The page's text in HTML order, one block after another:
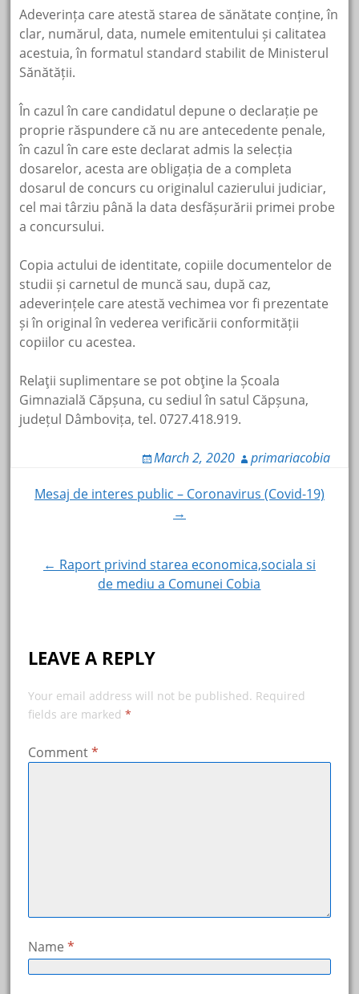
Adeverința care atestă starea de sănătate conține, în
clar, numărul, data, numele emitentului și calitatea
acestuia, în formatul standard stabilit de Ministerul
Sănătății.
În cazul în care candidatul depune o declarație pe
proprie răspundere că nu are antecedente penale,
în cazul în care este declarat admis la selecția
dosarelor, acesta are obligația de a completa
dosarul de concurs cu originalul cazierului judiciar,
cel mai târziu până la data desfășurării primei probe
a concursului.
Copia actului de identitate, copiile documentelor de
studii și carnetul de muncă sau, după caz,
adeverințele care atestă vechimea vor fi prezentate
și în original în vederea verificării conformității
copiilor cu acestea.
Relaţii suplimentare se pot obţine la Școala
Gimnazială Căpșuna, cu sediul în satul Căpșuna,
județul Dâmbovița, tel. 0727.418.919.
March 2, 2020 primariacobia
Post
Mesaj de interes public – Coronavirus (Covid-19)
→
← Raport privind starea economica,sociala si
de mediu a Comunei Cobia
LEAVE A REPLY
Your email address will not be published. Required
fields are marked *
Comment*
Name *